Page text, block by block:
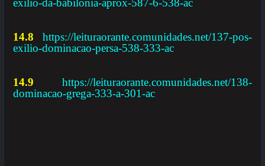
exilio-da-babilonia-aprox-587-6-538-ac
14.8
https://leituraorante.comunidades.net/137-pos-
exilio-dominacao-persa-538-333-ac
14.9
https://leituraorante.comunidades.net/138-
dominacao-grega-333-a-301-ac